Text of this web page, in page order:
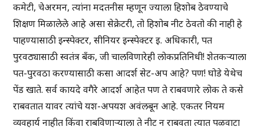
कमेटी, चेअरमन, त्यांना मदतनीस म्हणून ज्याला हिशोब ठेवण्याचे
शिक्षण मिळालेले आहे असा सेक्रेटरी, तो हिशोब नीट ठेवतो की नाही हे
पाहण्यासाठी इन्स्पेक्टर, सीनियर इन्स्पेक्टर इ. अधिकारी, पत
पुरवठ्यासाठी स्वतंत्र बँक, जी चालविणारेही लोकप्रतिनिधी! शेतकऱ्याला
पत-पुरवठा करण्यासाठी कसा आदर्श सेट-अप आहे? पण! घोडे येथेच
पेंड खाते. सर्व कायदे वगैरे आदर्श आहेत पण ते राबवणारे लोक ते कसे
राबवतात यावर त्यांचे यश-अपयश अवंलबून आहे. एकतर नियम
व्यवहार्य नाहीत किंवा राबविणाऱ्याला ते नीट न राबवता त्यात पळवाटा